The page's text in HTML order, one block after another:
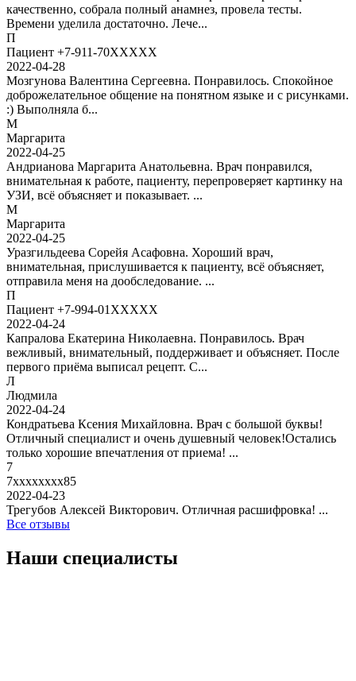
качественно, собрала полный анамнез, провела тесты.
Времени уделила достаточно. Лече...
П
Пациент +7-911-70XXXXX
2022-04-28
Мозгунова Валентина Сергеевна. Понравилось. Спокойное
доброжелательное общение на понятном языке и с рисунками.
:) Выполняла б...
М
Маргарита
2022-04-25
Андрианова Маргарита Анатольевна. Врач понравился,
внимательная к работе, пациенту, перепроверяет картинку на
УЗИ, всё объясняет и показывает. ...
М
Маргарита
2022-04-25
Уразгильдеева Сорейя Асафовна. Хороший врач,
внимательная, прислушивается к пациенту, всё объясняет,
отправила меня на дообследование. ...
П
Пациент +7-994-01XXXXX
2022-04-24
Капралова Екатерина Николаевна. Понравилось. Врач
вежливый, внимательный, поддерживает и объясняет. После
первого приёма выписал рецепт. С...
Л
Людмила
2022-04-24
Кондратьева Ксения Михайловна. Врач с большой буквы!
Отличный специалист и очень душевный человек!Остались
только хорошие впечатления от приема! ...
7
7xxxxxxxx85
2022-04-23
Трегубов Алексей Викторович. Отличная расшифровка! ...
Все отзывы
Наши специалисты